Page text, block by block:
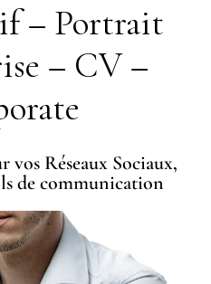
– Portrait
– CV –
vos Réseaux Sociaux,
de communication